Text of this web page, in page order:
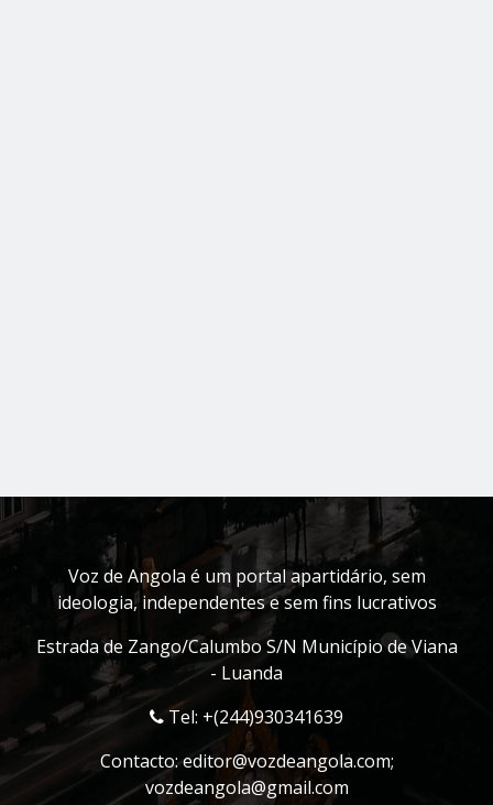
Voz de Angola é um portal apartidário, sem
ideologia, independentes e sem fins lucrativos
Estrada de Zango/Calumbo S/N Município de Viana
- Luanda
Tel: +(244)930341639
Contacto:editor@vozdeangola.com;
vozdeangola@gmail.com